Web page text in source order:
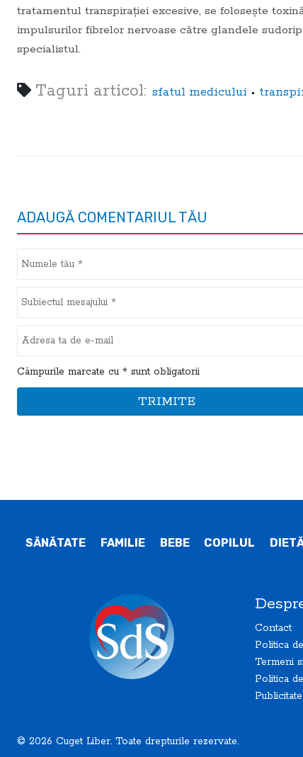
tratamentul transpirației excesive, se folosește
impulsurilor fibrelor nervoase către glandele
specialistul.
Taguri articol: sfatul medicului •
ADAUGĂ COMENTARIUL TĂU
Câmpurile marcate cu * sunt obligatorii
TRIMITE
SĂNĂTATE FAMILIE BEBE COPILUL
Contact
Politica
Termeni
Politica
Publicitate
© 2026 Cuget Liber. Toate drepturile rezervate.